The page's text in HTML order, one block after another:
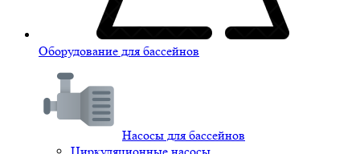
Оборудование для бассейнов
Насосы для бассейнов